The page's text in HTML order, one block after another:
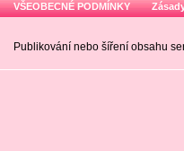
VŠEOBECNÉ PODMÍNKY
Publikování nebo šíření obsahu